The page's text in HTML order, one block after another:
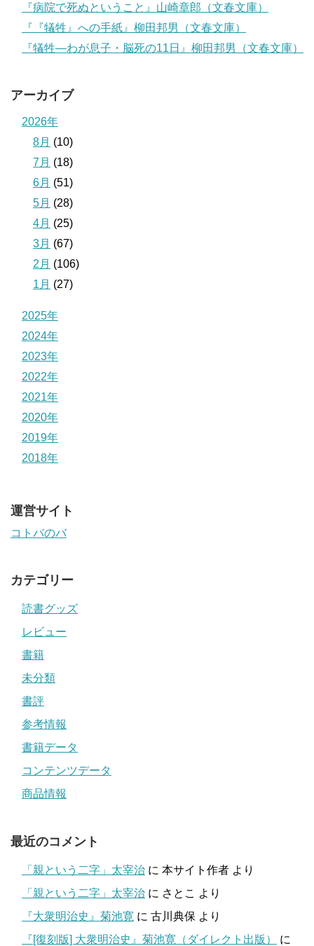
『病院で死ぬということ』山崎章郎（文春文庫）
『『犠牲』への手紙』柳田邦男（文春文庫）
『犠牲―わが息子・脳死の11日』柳田邦男（文春文庫）
アーカイブ
2026年
8月 (10)
7月 (18)
6月 (51)
5月 (28)
4月 (25)
3月 (67)
2月 (106)
1月 (27)
2025年
2024年
2023年
2022年
2021年
2020年
2019年
2018年
運営サイト
コトバのバ
カテゴリー
読書グッズ
レビュー
書籍
未分類
書評
参考情報
書籍データ
コンテンツデータ
商品情報
最近のコメント
「親という二字」太宰治 に 本サイト作者 より
「親という二字」太宰治 に さとこ より
『大衆明治史』菊池寛 に 古川典保 より
『[復刻版] 大衆明治史』菊池寛（ダイレクト出版）
に